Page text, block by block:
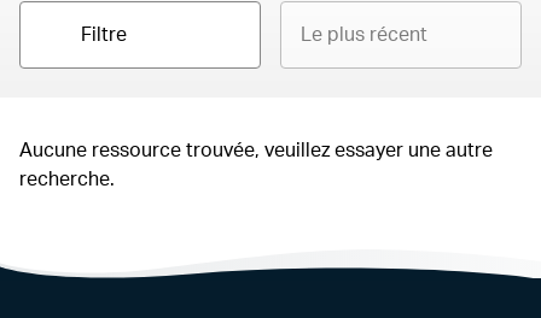
Filtre
Aucune ressource trouvée, veuillez essayer une autre
recherche.